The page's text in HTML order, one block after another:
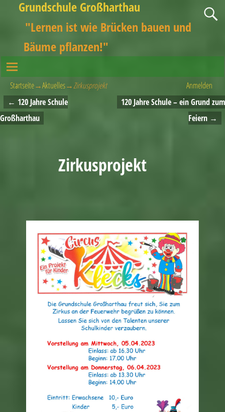
Grundschule Großharthau
"Lernen ist wie Brücken bauen und
Bäume pflanzen!"
Startseite→Aktuelles→Zirkusprojekt Anmelden
Artikelnavigation
← 120 Jahre Schule
Großharthau
120 Jahre Schule – ein Grund zum
Feiern →
Zirkusprojekt